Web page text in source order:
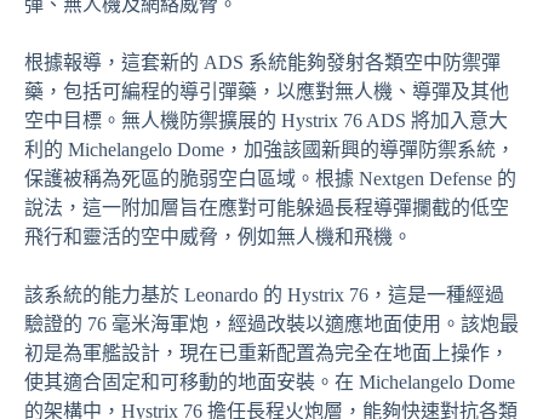
根據報導，這套新的 ADS 系統能夠發射各類空中防禦彈
藥，包括可編程的導引彈藥，以應對無人機、導彈及其他
空中目標。無人機防禦擴展的 Hystrix 76 ADS 將加入意大
利的 Michelangelo Dome，加強該國新興的導彈防禦系統，
保護被稱為死區的脆弱空白區域。根據 Nextgen Defense 的
說法，這一附加層旨在應對可能躲過長程導彈攔截的低空
飛行和靈活的空中威脅，例如無人機和飛機。
該系統的能力基於 Leonardo 的 Hystrix 76，這是一種經過
驗證的 76 毫米海軍炮，經過改裝以適應地面使用。該炮最
初是為軍艦設計，現在已重新配置為完全在地面上操作，
使其適合固定和可移動的地面安裝。在 Michelangelo Dome
的架構中，Hystrix 76 擔任長程火炮層，能夠快速對抗各類